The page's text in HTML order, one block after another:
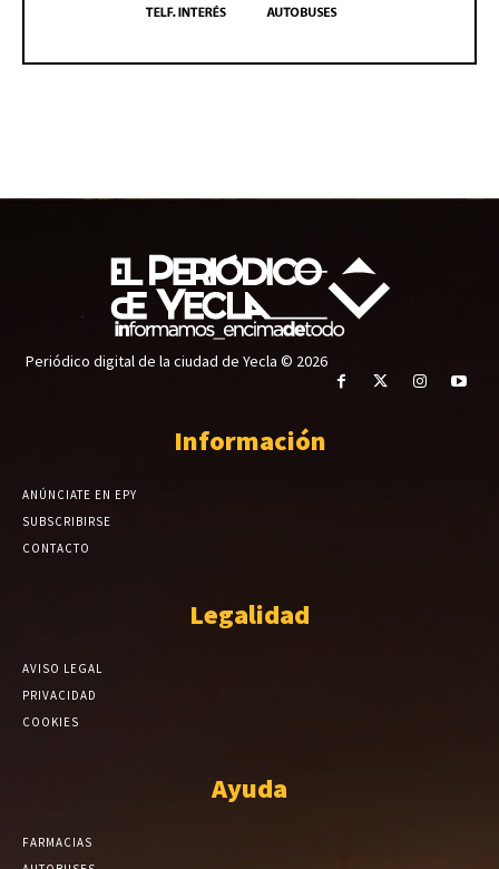
Periódico digital de la ciudad de Yecla © 2026
Información
ANÚNCIATE EN EPY
SUBSCRIBIRSE
CONTACTO
Legalidad
AVISO LEGAL
PRIVACIDAD
COOKIES
Ayuda
FARMACIAS